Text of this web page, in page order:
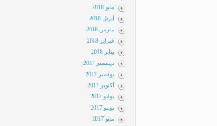
مايو 2018
أبريل 2018
مارس 2018
فبراير 2018
يناير 2018
ديسمبر 2017
نوفمبر 2017
أكتوبر 2017
يوليو 2017
يونيو 2017
مايو 2017